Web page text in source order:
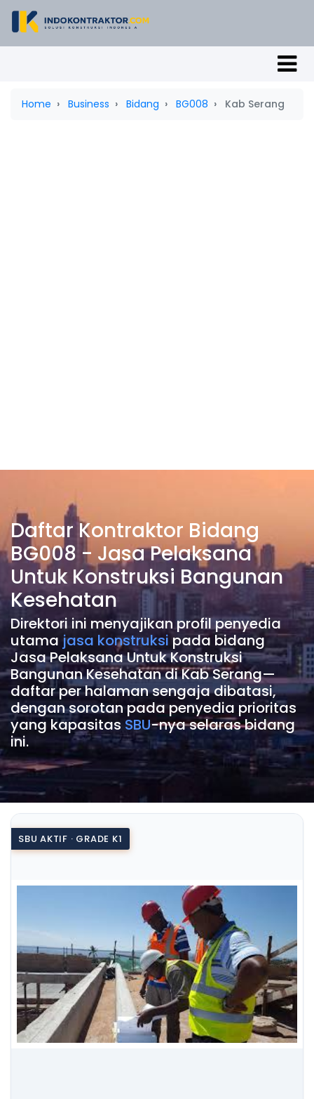
Home Business Bidang BG008 Kab Serang
Daftar Kontraktor Bidang
BG008 - Jasa Pelaksana
Untuk Konstruksi Bangunan
Kesehatan
Direktori ini menyajikan profil penyedia
utama jasa konstruksipada bidang
Jasa Pelaksana Untuk Konstruksi
Bangunan Kesehatan di Kab Serang—
daftar per halaman sengaja dibatasi,
dengan sorotan pada penyedia prioritas
yang kapasitas SBU-nya selaras bidang
ini.
SBU AKTIF · GRADE K1